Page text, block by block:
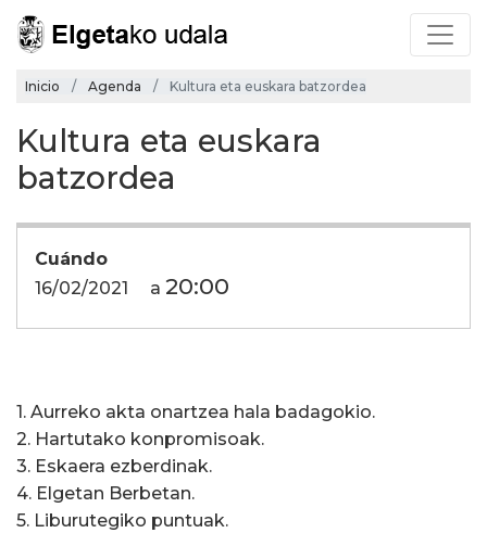
Inicio Agenda Kultura eta euskara batzordea
Kultura eta euskara
batzordea
Cuándo
16/02/2021
a 20:00
1. Aurreko akta onartzea hala badagokio.
2. Hartutako konpromisoak.
3. Eskaera ezberdinak.
4. Elgetan Berbetan.
5. Liburutegiko puntuak.